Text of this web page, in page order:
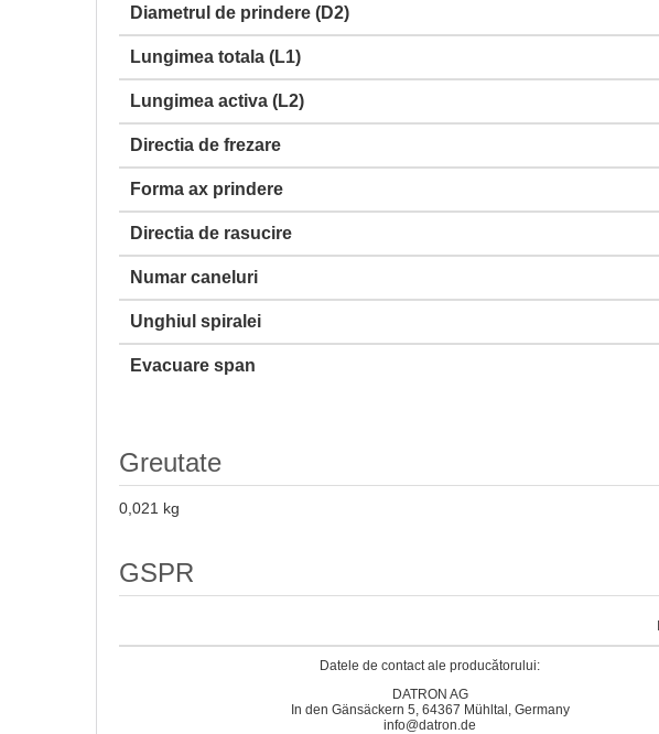
Diametrul de prindere (D2)
Lungimea totala (L1)
Lungimea activa (L2)
Directia de frezare
Forma ax prindere
Directia de rasucire
Numar caneluri
Unghiul spiralei
Evacuare span
Greutate
0,021 kg
GSPR
Datele de contact ale producătorului:
DATRON AG
In den Gänsäckern 5, 64367 Mühltal, Germany
info@datron.de